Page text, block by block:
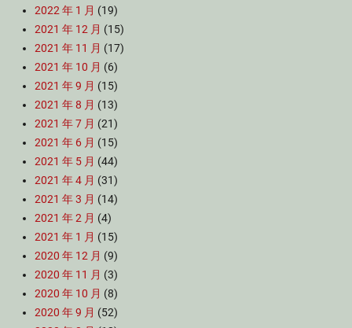
2022 年 1 月 (19)
2021 年 12 月 (15)
2021 年 11 月 (17)
2021 年 10 月 (6)
2021 年 9 月 (15)
2021 年 8 月 (13)
2021 年 7 月 (21)
2021 年 6 月 (15)
2021 年 5 月 (44)
2021 年 4 月 (31)
2021 年 3 月 (14)
2021 年 2 月 (4)
2021 年 1 月 (15)
2020 年 12 月 (9)
2020 年 11 月 (3)
2020 年 10 月 (8)
2020 年 9 月 (52)